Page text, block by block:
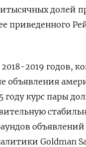
долей
приведенного
2019 годов,
объявления
году курс пары
Goldman